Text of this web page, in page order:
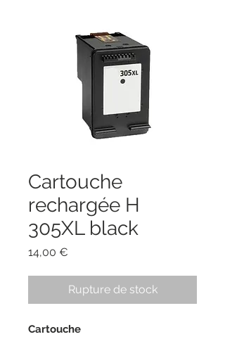
Cartouche
rechargée H
305XL black
14,00 €
Rupture de stock
Cartouche